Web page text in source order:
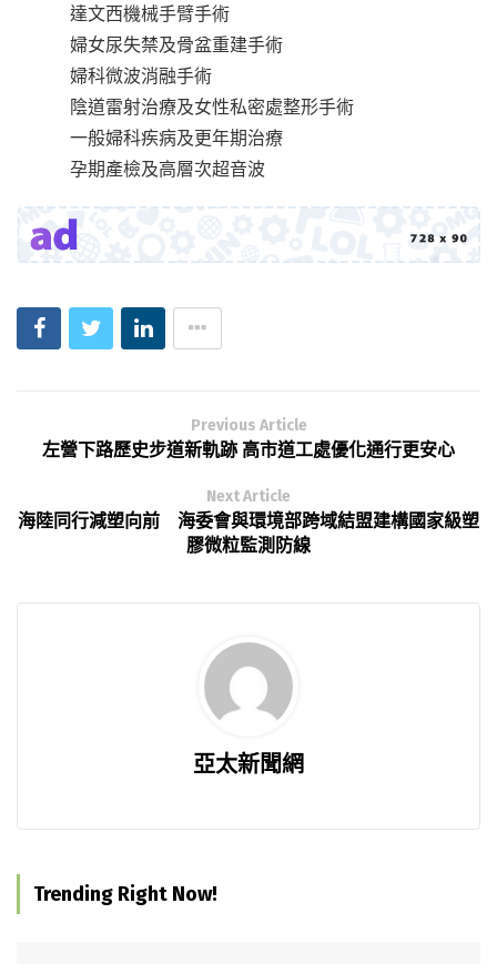
達文西機械手臂手術
婦女尿失禁及骨盆重建手術
婦科微波消融手術
陰道雷射治療及女性私密處整形手術
一般婦科疾病及更年期治療
孕期產檢及高層次超音波
Previous Article
左營下路歷史步道新軌跡 高市道工處優化通行更安心
Next Article
海陸同行減塑向前 海委會與環境部跨域結盟建構國家級塑
膠微粒監測防線
亞太新聞網
Trending Right Now!